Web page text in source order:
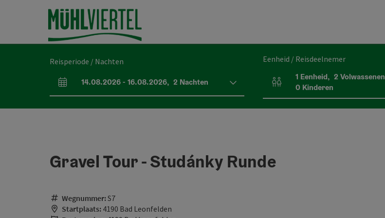
Accesskey
[0]
Navigatie Accesskey
[1]
PaginabeginAccesskey
[2]
Reisperiode / Nachten
Velden voor aankomst en vertrek
14.08.2026- 16.08.2026, 2 Nachten
Eenheid / Reisdeelnemer
Aantal eenheden en persoonsvelden
1 Eenheid, 2Volwassenen
0 Kinderen
Gravel Tour - Studánky Runde
Wegnummer:S7
Startplaats: 4190 Bad Leonfelden